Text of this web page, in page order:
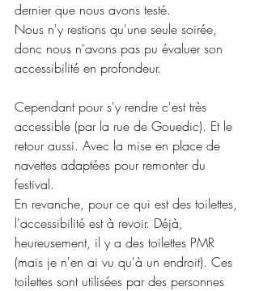
dernier que nous avons testé.
Nous n'y restions qu'une seule soirée,
donc nous n'avons pas pu évaluer son
accessibilité en profondeur.
Cependant pour s'y rendre c'est très
accessible (par la rue de Gouedic). Et le
retour aussi. Avec la mise en place de
navettes adaptées pour remonter du
festival.
En revanche, pour ce qui est des toilettes,
l'accessibilité est à revoir. Déjà,
heureusement, il y a des toilettes PMR
(mais je n'en ai vu qu'à un endroit). Ces
toilettes sont utilisées par des personnes